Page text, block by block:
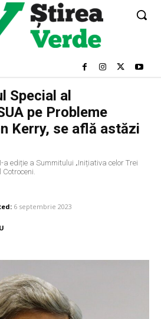
Special al
pe Probleme
Kerry, se află astăzi
ediție a Summitului „Inițiativa celor Trei
6 septembrie 2023